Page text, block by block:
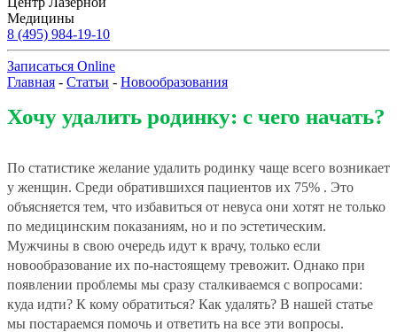
Медицины
8 (495) 984-19-10
Записаться Online
Главная - Статьи - Новообразования
Хочу удалить родинку: с чего начать?
По статистике желание удалить родинку чаще всего возникает
у женщин. Среди обратившихся пациентов их 75% . Это
объясняется тем, что избавиться от невуса они хотят не только
по медицинским показаниям, но и по эстетическим.
Мужчины в свою очередь идут к врачу, только если
новообразование их по-настоящему тревожит. Однако при
появлении проблемы мы сразу сталкиваемся с вопросами:
куда идти? К кому обратиться? Как удалять? В нашей статье
мы постараемся помочь и ответить на все эти вопросы.